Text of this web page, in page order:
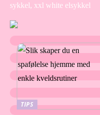
sykkel, xxl white elsykkel
TIPS